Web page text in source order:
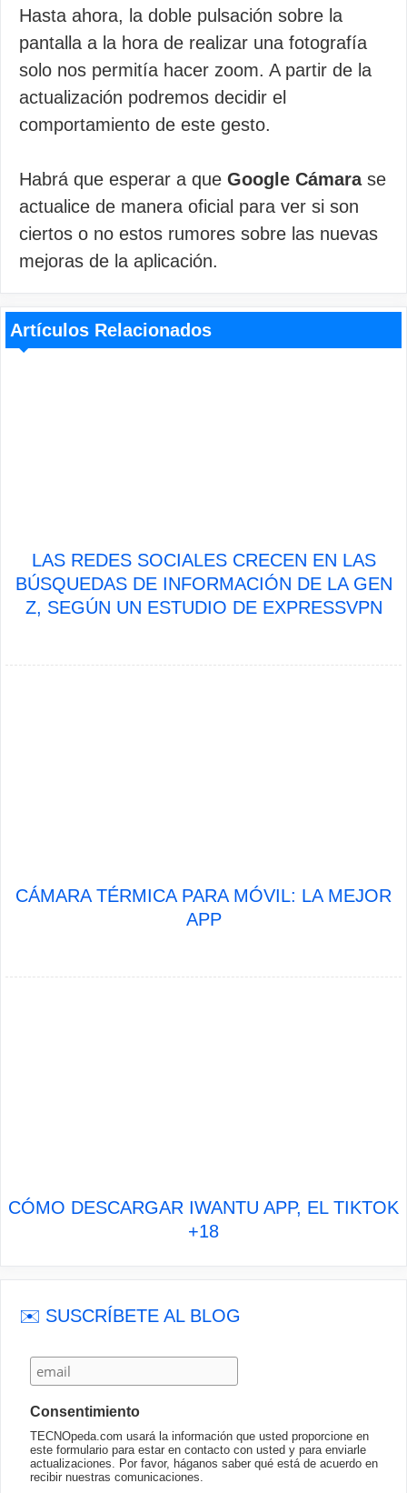
Hasta ahora, la doble pulsación sobre la
pantalla a la hora de realizar una fotografía
solo nos permitía hacer zoom. A partir de la
actualización podremos decidir el
comportamiento de este gesto.
Habrá que esperar a que Google Cámarase
actualice de manera oficial para ver si son
ciertos o no estos rumores sobre las nuevas
mejoras de la aplicación.
Artículos Relacionados
LAS REDES SOCIALES CRECEN EN LAS
BÚSQUEDAS DE INFORMACIÓN DE LA GEN
Z, SEGÚN UN ESTUDIO DE EXPRESSVPN
CÁMARA TÉRMICA PARA MÓVIL: LA MEJOR
APP
CÓMO DESCARGAR IWANTU APP, EL TIKTOK
+18
✉️ SUSCRÍBETE AL BLOG
Consentimiento
TECNOpeda.com usará la información que usted proporcione en
este formulario para estar en contacto con usted y para enviarle
actualizaciones. Por favor, háganos saber qué está de acuerdo en
recibir nuestras comunicaciones.